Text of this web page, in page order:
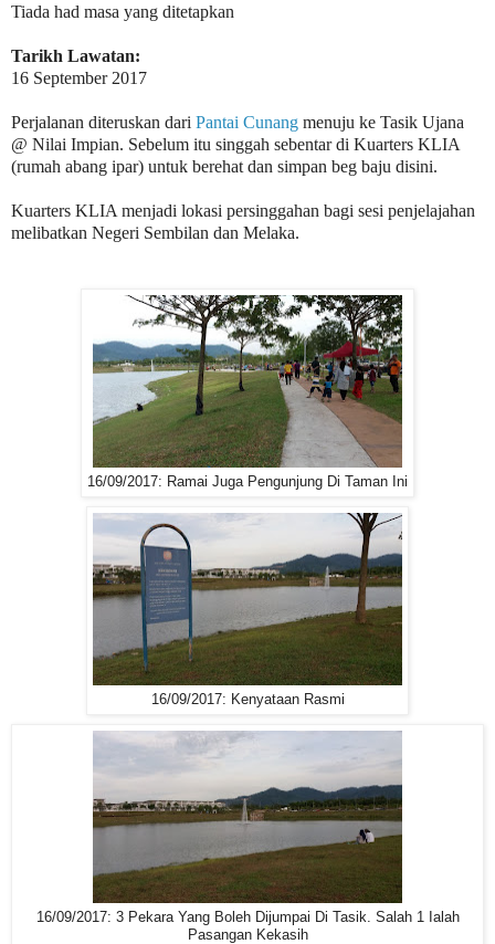
Tiada had masa yang ditetapkan
Tarikh Lawatan:
16 September 2017
Perjalanan diteruskan dari Pantai Cunang menuju ke Tasik Ujana
@ Nilai Impian. Sebelum itu singgah sebentar di Kuarters KLIA
(rumah abang ipar) untuk berehat dan simpan beg baju disini.
Kuarters KLIA menjadi lokasi persinggahan bagi sesi penjelajahan
melibatkan Negeri Sembilan dan Melaka.
16/09/2017: Ramai Juga Pengunjung Di Taman Ini
16/09/2017: Kenyataan Rasmi
16/09/2017: 3 Pekara Yang Boleh Dijumpai Di Tasik. Salah 1 Ialah
Pasangan Kekasih